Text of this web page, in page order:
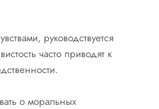
руководствуется
часто приводят к
о моральных